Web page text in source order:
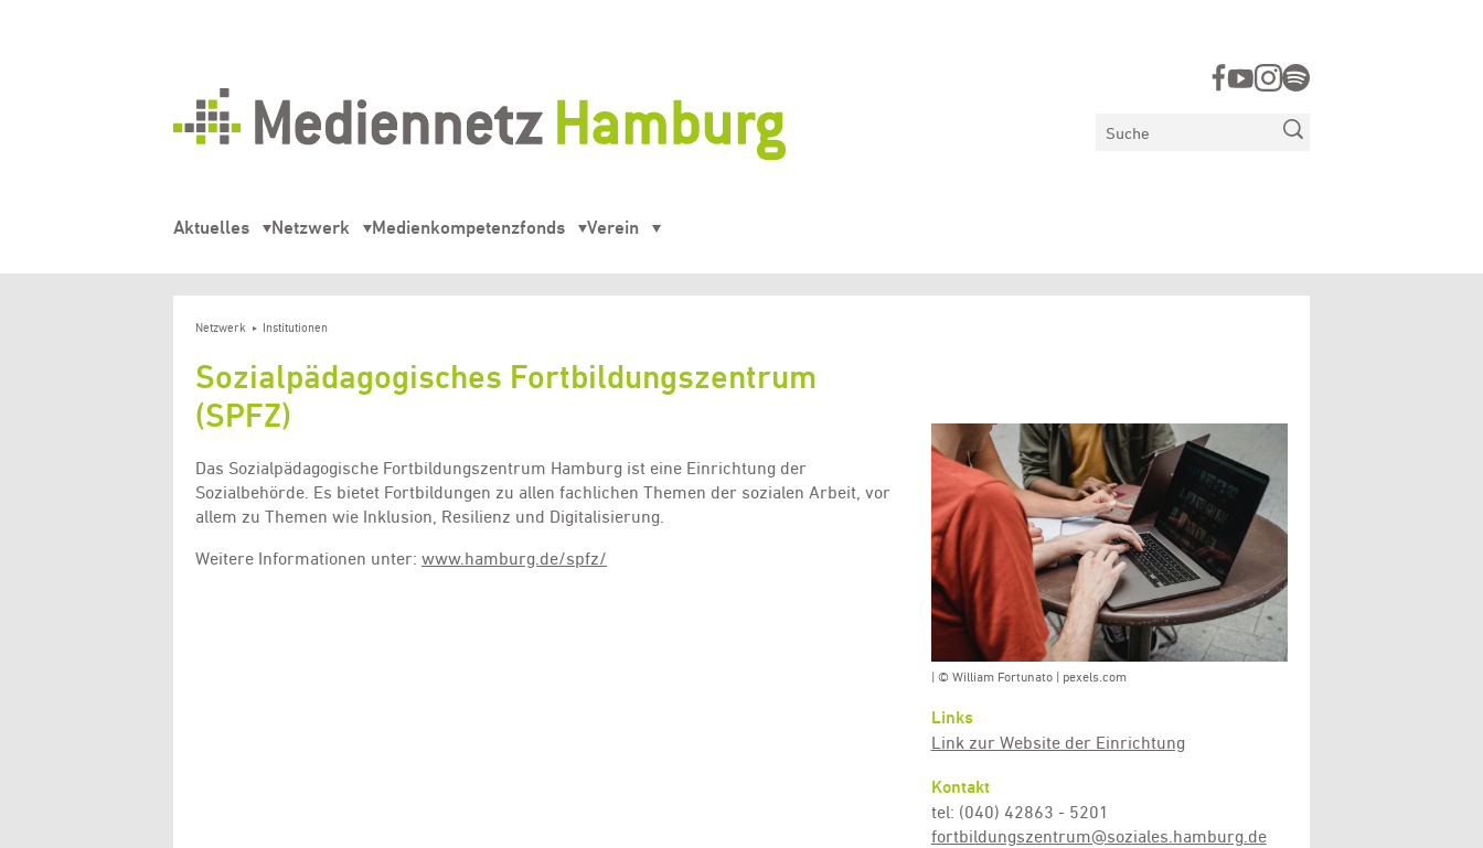
Aktuelles Netzwerk Medienkompetenzfonds Verein
Suchen
Netzwerk Institutionen
Sozialpädagogisches Fortbildungszentrum
(SPFZ)
Das Sozialpädagogische Fortbildungszentrum Hamburg ist eine Einrichtung der
Sozialbehörde. Es bietet Fortbildungen zu allen fachlichen Themen der sozialen Arbeit, vor
allem zu Themen wie Inklusion, Resilienz und Digitalisierung.
Weitere Informationen unter: www.hamburg.de/spfz/
| © William Fortunato | pexels.com
Links
Link zur Website der Einrichtung
Kontakt
tel: (040) 42863 - 5201
fortbildungszentrum@soziales.hamburg.de